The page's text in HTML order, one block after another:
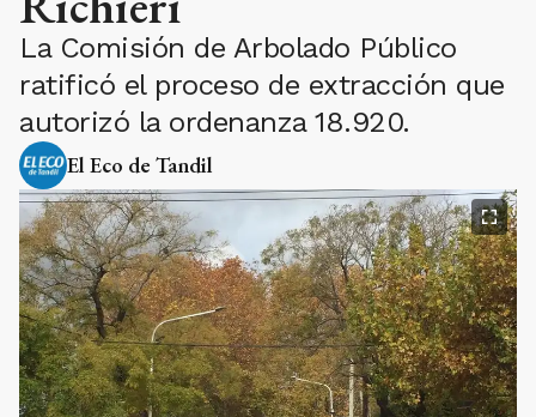
La Comisión de Arbolado Público
ratificó el proceso de extracción que
autorizó la ordenanza 18.920.
El Eco de Tandil